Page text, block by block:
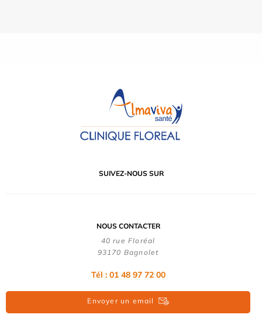
SUIVEZ-NOUS SUR
NOUS CONTACTER
40 rue Floréal
93170 Bagnolet
Tél : 01 48 97 72 00
Envoyer un email